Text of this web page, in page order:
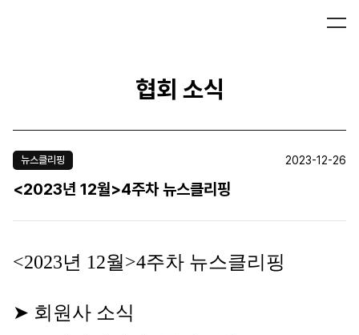
협회 소식
뉴스클리핑 2023-12-26
<2023년 12월>4주차 뉴스클리핑
<2023년 12월>4주차 뉴스클리핑
➤ 회원사 소식